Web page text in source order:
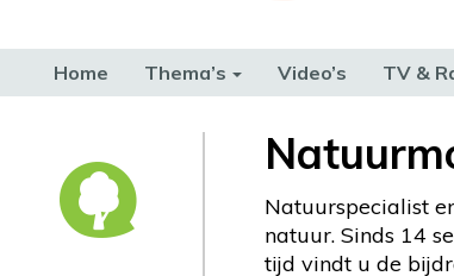
Home Thema’s Video’s TV &
Natuurspecialist
natuur. Sinds 14
tijd vindt u de